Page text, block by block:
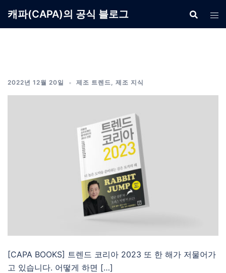
캐파(CAPA)의 공식 블로그
2022년 12월 20일 제조 트렌드, 제조 지식
[CAPA BOOKS] 트렌드 코리아 2023 또 한 해가 저물어가
고 있습니다. 어떻게 하면 […]